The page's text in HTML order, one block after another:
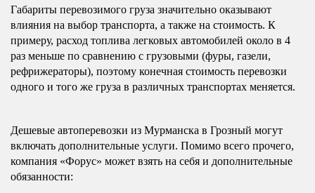
Габариты перевозимого груза значительно оказывают
влияния на выбор транспорта, а также на стоимость. К
примеру, расход топлива легковых автомобилей около в 4
раз меньше по сравнению с грузовыми (фуры, газели,
рефрижераторы), поэтому конечная стоимость перевозки
одного и того же груза в различных транспортах меняется.
Дешевые автоперевозки из Мурманска в Грозный могут
включать дополнительные услуги. Помимо всего прочего,
компания «Форус» может взять на себя и дополнительные
обязанности: